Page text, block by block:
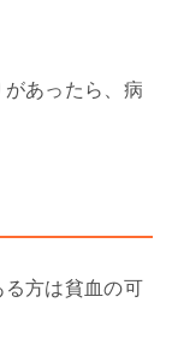
あったら、病
方は貧血の可